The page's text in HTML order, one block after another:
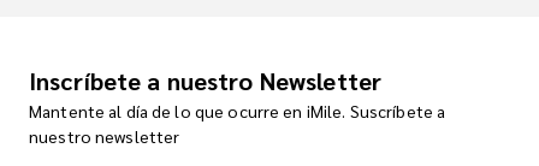
Inscríbete a nuestro Newsletter
Mantente al día de lo que ocurre en iMile. Suscríbete a
nuestro newsletter